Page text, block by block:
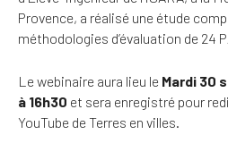
Provence, a réalisé une étude
méthodologies d’évaluation de 24
Le webinaire aura lieu le Mardi 30
à 16h30 et sera enregistré pour
YouTube de Terres en villes.